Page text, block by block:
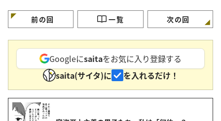
前の回 一覧 次の回
Googleにsaitaをお気に入り登録する
saita(サイタ)に
を入れるだけ！